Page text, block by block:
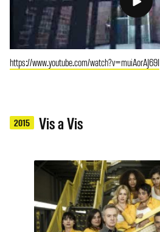
https://www.youtube.com/watch?v=muiAorAJ69I
2015 Vis a Vis